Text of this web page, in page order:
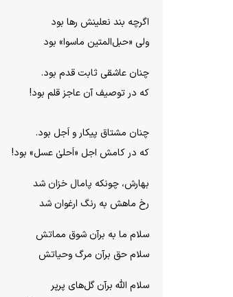
اگرچه بند نعلینش رها بود
ولی «حبل‌المتین ماسوا» بود
چنان عاشقی ثابت قدم بود.
که در توصیف آن عاجز قلم بود!
چنان مشتاق پیکار و اَجل بود.
که در کامش اجل «اَحلیٰ عسل» بود!
بهارش، چونکه پامال خزان شد
رخ ماهش به رنگ ارغوان شد
سلام ما به برآن شوق مماتش
سلام حق برآن مرگ وحیاتش
سلام اللَّه برآن گل‌های پرپر